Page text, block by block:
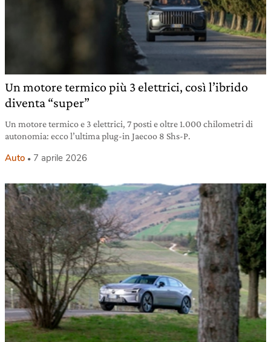
Un motore termico più 3 elettrici, così l’ibrido
diventa “super”
Un motore termico e 3 elettrici, 7 posti e oltre 1.000 chilometri di
autonomia: ecco l’ultima plug-in Jaecoo 8 Shs-P.
Auto 7 aprile 2026